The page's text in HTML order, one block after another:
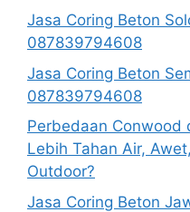
Jasa Coring Beton
087839794608
Jasa Coring Beton
087839794608
Perbedaan Conwood
Lebih Tahan Air,
Outdoor?
Jasa Coring Beton